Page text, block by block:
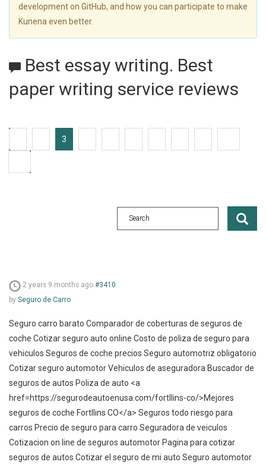
development on GitHub, and how you can participate to make
Kunena even better.
Best essay writing. Best
paper writing service reviews
3
2 years 9 months ago #3410
by Seguro de Carro
Seguro carro barato Comparador de coberturas de seguros de
coche Cotizar seguro auto online Costo de poliza de seguro para
vehiculos Seguros de coche precios Seguro automotriz obligatorio
Cotizar seguro automotor Vehiculos de aseguradora Buscador de
seguros de autos Poliza de auto <a
href=https://segurodeautoenusa.com/fortllins-co/>Mejores
seguros de coche Fortllins CO</a> Seguros todo riesgo para
carros Precio de seguro para carro Seguradora de veiculos
Cotizacion on line de seguros automotor Pagina para cotizar
seguros de autos Cotizar el seguro de mi auto Seguro automotor